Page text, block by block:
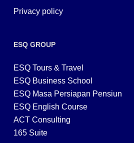
Privacy policy
ESQ GROUP
ESQ Tours & Travel
ESQ Business School
ESQ Masa Persiapan Pensiun
ESQ English Course
ACT Consulting
165 Suite